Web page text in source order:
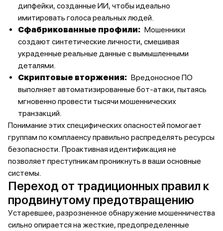
дипфейки, созданные ИИ, чтобы идеально
имитировать голоса реальных людей.
Сфабрикованные профили: Мошенники
создают синтетические личности, смешивая
украденные реальные данные с вымышленными
деталями.
Скриптовые вторжения: Вредоносное ПО
выполняет автоматизированные бот-атаки, пытаясь
мгновенно провести тысячи мошеннических
транзакций.
Понимание этих специфических опасностей помогает
группам по комплаенсу правильно распределять ресурсы
безопасности. Проактивная идентификация не
позволяет преступникам проникнуть в ваши основные
системы.
Переход от традиционных правил к
продвинутому предотвращению
Устаревшее, разрозненное обнаружение мошенничества
сильно опирается на жесткие, предопределенные